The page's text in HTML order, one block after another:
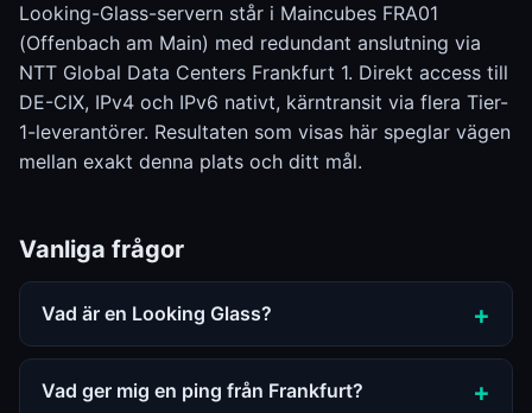
Looking-Glass-servern står i Maincubes FRA01
(Offenbach am Main) med redundant anslutning via
NTT Global Data Centers Frankfurt 1. Direkt access till
DE-CIX, IPv4 och IPv6 nativt, kärntransit via flera Tier-
1-leverantörer. Resultaten som visas här speglar vägen
mellan exakt denna plats och ditt mål.
Vanliga frågor
Vad är en Looking Glass?
Vad ger mig en ping från Frankfurt?